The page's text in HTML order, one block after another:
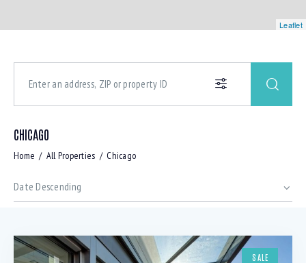
Leaflet
CHICAGO
Home All Properties Chicago
SALE